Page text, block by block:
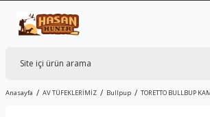
Anasayfa AV TÜFEKLERİMİZ Bullpup TORETTO BULLBUP